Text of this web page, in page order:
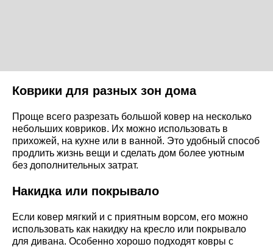
Коврики для разных зон дома
Проще всего разрезать большой ковер на несколько
небольших ковриков. Их можно использовать в
прихожей, на кухне или в ванной. Это удобный способ
продлить жизнь вещи и сделать дом более уютным
без дополнительных затрат.
Накидка или покрывало
Если ковер мягкий и с приятным ворсом, его можно
использовать как накидку на кресло или покрывало
для дивана. Особенно хорошо подходят ковры с